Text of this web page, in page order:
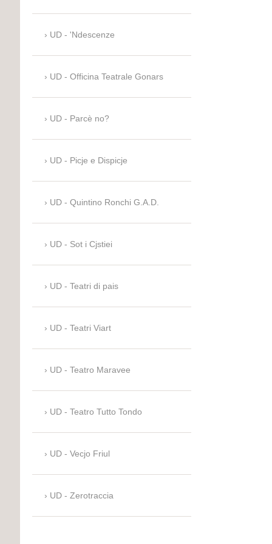
UD - 'Ndescenze
UD - Officina Teatrale Gonars
UD - Parcè no?
UD - Picje e Dispicje
UD - Quintino Ronchi G.A.D.
UD - Sot i Cjstiei
UD - Teatri di pais
UD - Teatri Viart
UD - Teatro Maravee
UD - Teatro Tutto Tondo
UD - Vecjo Friul
UD - Zerotraccia